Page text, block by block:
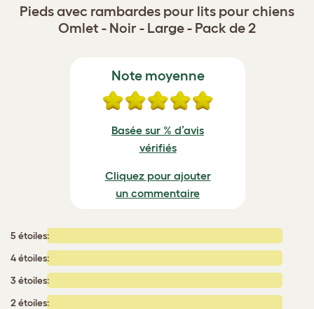
Pieds avec rambardes pour lits pour chiens
Omlet - Noir - Large - Pack de 2
Note moyenne
Basée sur % d’avis
vérifiés
Cliquez pour ajouter
un commentaire
5 étoiles:
4 étoiles:
3 étoiles:
2 étoiles: